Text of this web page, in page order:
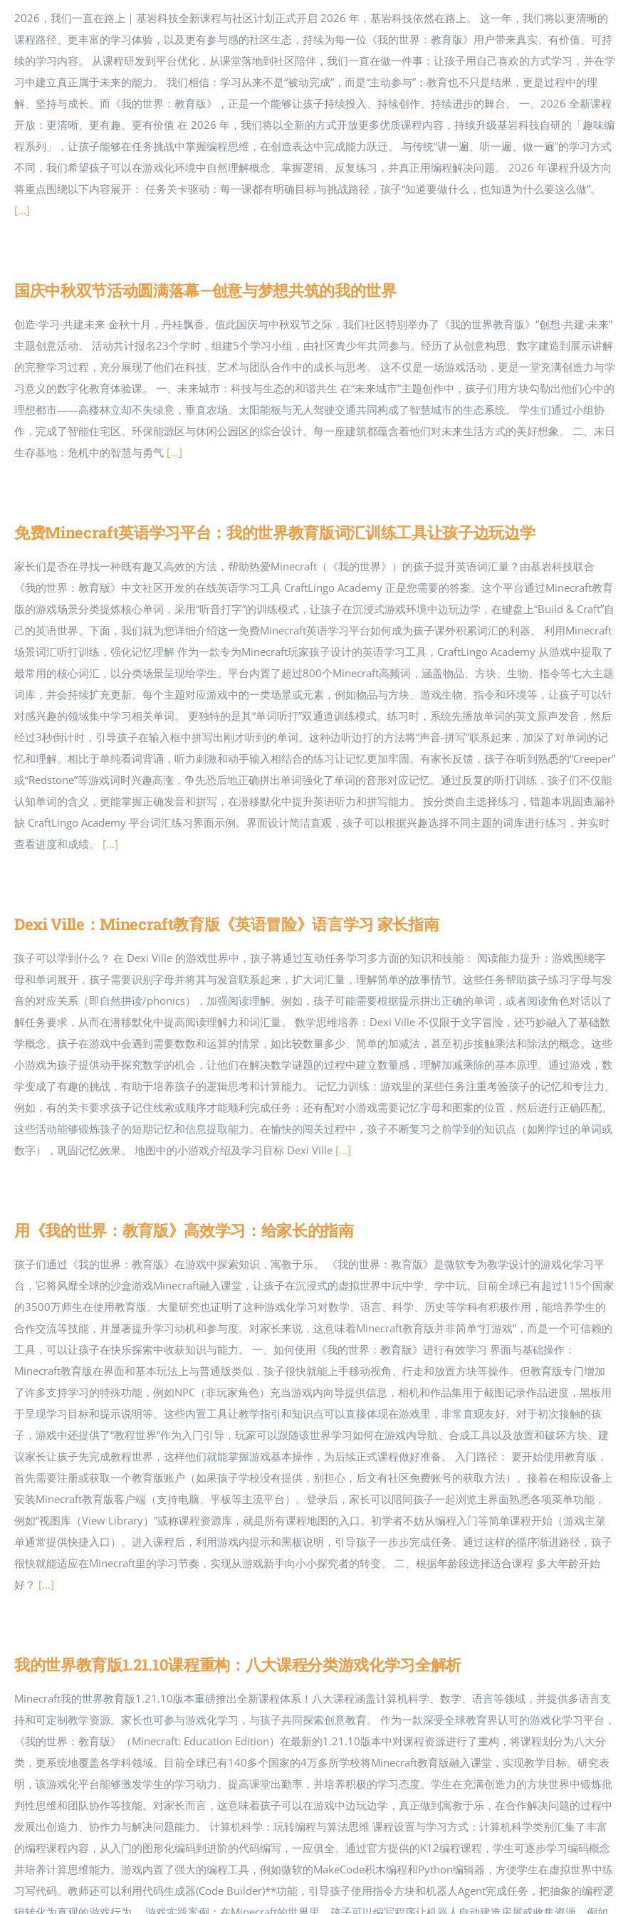
2026，我们一直在路上｜基岩科技全新课程与社区计划正式开启 2026 年，基岩科技依然在路上。 这一年，我们将以更清晰的
课程路径、更丰富的学习体验，以及更有参与感的社区生态，持续为每一位《我的世界：教育版》用户带来真实、有价值、可持
续的学习内容。 从课程研发到平台优化，从课堂落地到社区陪伴，我们一直在做一件事：让孩子用自己喜欢的方式学习，并在学
习中建立真正属于未来的能力。 我们相信：学习从来不是“被动完成”，而是“主动参与”；教育也不只是结果，更是过程中的理
解、坚持与成长。而《我的世界：教育版》，正是一个能够让孩子持续投入、持续创作、持续进步的舞台。 一、2026 全新课程
开放：更清晰、更有趣、更有价值 在 2026 年，我们将以全新的方式开放更多优质课程内容，持续升级基岩科技自研的「趣味编
程系列」，让孩子能够在任务挑战中掌握编程思维，在创造表达中完成能力跃迁。 与传统“讲一遍、听一遍、做一遍”的学习方式
不同，我们希望孩子可以在游戏化环境中自然理解概念、掌握逻辑、反复练习，并真正用编程解决问题。 2026 年课程升级方向
将重点围绕以下内容展开： 任务关卡驱动：每一课都有明确目标与挑战路径，孩子“知道要做什么，也知道为什么要这么做”。
[...]
国庆中秋双节活动圆满落幕—创意与梦想共筑的我的世界
创造·学习·共建未来 金秋十月，丹桂飘香。值此国庆与中秋双节之际，我们社区特别举办了《我的世界教育版》“创想·共建·未来”
主题创意活动。 活动共计报名23个学时，组建5个学习小组，由社区青少年共同参与。经历了从创意构思、数字建造到展示讲解
的完整学习过程，充分展现了他们在科技、艺术与团队合作中的成长与思考。 这不仅是一场游戏活动，更是一堂充满创造力与学
习意义的数字化教育体验课。 一、未来城市：科技与生态的和谐共生 在“未来城市”主题创作中，孩子们用方块勾勒出他们心中的
理想都市——高楼林立却不失绿意，垂直农场、太阳能板与无人驾驶交通共同构成了智慧城市的生态系统。 学生们通过小组协
作，完成了智能住宅区、环保能源区与休闲公园区的综合设计。每一座建筑都蕴含着他们对未来生活方式的美好想象。 二、末日
生存基地：危机中的智慧与勇气 [...]
免费Minecraft英语学习平台：我的世界教育版词汇训练工具让孩子边玩边学
家长们是否在寻找一种既有趣又高效的方法，帮助热爱Minecraft（《我的世界》）的孩子提升英语词汇量？由基岩科技联合
《我的世界：教育版》中文社区开发的在线英语学习工具 CraftLingo Academy 正是您需要的答案。这个平台通过Minecraft教育
版的游戏场景分类提炼核心单词，采用“听音打字”的训练模式，让孩子在沉浸式游戏环境中边玩边学，在键盘上“Build & Craft”自
己的英语世界。下面，我们就为您详细介绍这一免费Minecraft英语学习平台如何成为孩子课外积累词汇的利器。 利用Minecraft
场景词汇听打训练，强化记忆理解 作为一款专为Minecraft玩家孩子设计的英语学习工具，CraftLingo Academy 从游戏中提取了
最常用的核心词汇，以分类场景呈现给学生。平台内置了超过800个Minecraft高频词，涵盖物品、方块、生物、指令等七大主题
词库，并会持续扩充更新。每个主题对应游戏中的一类场景或元素，例如物品与方块、游戏生物、指令和环境等，让孩子可以针
对感兴趣的领域集中学习相关单词。 更独特的是其“单词听打”双通道训练模式。练习时，系统先播放单词的英文原声发音，然后
经过3秒倒计时，引导孩子在输入框中拼写出刚才听到的单词。这种边听边打的方法将“声音-拼写”联系起来，加深了对单词的记
忆和理解。相比于单纯看词背诵，听力刺激和动手输入相结合的练习让记忆更加牢固。有家长反馈，孩子在听到熟悉的“Creeper”
或“Redstone”等游戏词时兴趣高涨，争先恐后地正确拼出单词强化了单词的音形对应记忆。通过反复的听打训练，孩子们不仅能
认知单词的含义，更能掌握正确发音和拼写，在潜移默化中提升英语听力和拼写能力。 按分类自主选择练习，错题本巩固查漏补
缺 CraftLingo Academy 平台词汇练习界面示例。界面设计简洁直观，孩子可以根据兴趣选择不同主题的词库进行练习，并实时
查看进度和成绩。 [...]
Dexi Ville：Minecraft教育版《英语冒险》语言学习 家长指南
孩子可以学到什么？ 在 Dexi Ville 的游戏世界中，孩子将通过互动任务学习多方面的知识和技能： 阅读能力提升：游戏围绕字
母和单词展开，孩子需要识别字母并将其与发音联系起来，扩大词汇量，理解简单的故事情节。这些任务帮助孩子练习字母与发
音的对应关系（即自然拼读/phonics），加强阅读理解。例如，孩子可能需要根据提示拼出正确的单词，或者阅读角色对话以了
解任务要求，从而在潜移默化中提高阅读理解力和词汇量。 数学思维培养：Dexi Ville 不仅限于文字冒险，还巧妙融入了基础数
学概念。孩子在游戏中会遇到需要数数和运算的情景，如比较数量多少、简单的加减法，甚至初步接触乘法和除法的概念。这些
小游戏为孩子提供动手探究数学的机会，让他们在解决数学谜题的过程中建立数量感，理解加减乘除的基本原理。通过游戏，数
学变成了有趣的挑战，有助于培养孩子的逻辑思考和计算能力。 记忆力训练：游戏里的某些任务注重考验孩子的记忆和专注力。
例如，有的关卡要求孩子记住线索或顺序才能顺利完成任务；还有配对小游戏需要记忆字母和图案的位置，然后进行正确匹配。
这些活动能够锻炼孩子的短期记忆和信息提取能力。在愉快的闯关过程中，孩子不断复习之前学到的知识点（如刚学过的单词或
数字），巩固记忆效果。 地图中的小游戏介绍及学习目标 Dexi Ville [...]
用《我的世界：教育版》高效学习：给家长的指南
孩子们通过《我的世界：教育版》在游戏中探索知识，寓教于乐。 《我的世界：教育版》是微软专为教学设计的游戏化学习平
台，它将风靡全球的沙盒游戏Minecraft融入课堂，让孩子在沉浸式的虚拟世界中玩中学、学中玩。目前全球已有超过115个国家
的3500万师生在使用教育版。大量研究也证明了这种游戏化学习对数学、语言、科学、历史等学科有积极作用，能培养学生的
合作交流等技能，并显著提升学习动机和参与度。对家长来说，这意味着Minecraft教育版并非简单“打游戏”，而是一个可信赖的
工具，可以让孩子在快乐探索中收获知识与能力。 一、如何使用《我的世界：教育版》进行有效学习 界面与基础操作：
Minecraft教育版在界面和基本玩法上与普通版类似，孩子很快就能上手移动视角、行走和放置方块等操作。但教育版专门增加
了许多支持学习的特殊功能，例如NPC（非玩家角色）充当游戏内向导提供信息，相机和作品集用于截图记录作品进度，黑板用
于呈现学习目标和提示说明等。这些内置工具让教学指引和知识点可以直接体现在游戏里，非常直观友好。对于初次接触的孩
子，游戏中还提供了“教程世界”作为入门引导，玩家可以跟随该世界学习如何在游戏内导航、合成工具以及放置和破坏方块。建
议家长让孩子先完成教程世界，这样他们就能掌握游戏基本操作，为后续正式课程做好准备。 入门路径： 要开始使用教育版，
首先需要注册或获取一个教育版账户（如果孩子学校没有提供，别担心，后文有社区免费账号的获取方法）。接着在相应设备上
安装Minecraft教育版客户端（支持电脑、平板等主流平台）。登录后，家长可以陪同孩子一起浏览主界面熟悉各项菜单功能，
例如“视图库（View Library）”或称课程资源库，就是所有课程地图的入口。初学者不妨从编程入门等简单课程开始（游戏主菜
单通常提供快捷入口）。进入课程后，利用游戏内提示和黑板说明，引导孩子一步步完成任务。通过这样的循序渐进路径，孩子
很快就能适应在Minecraft里的学习节奏，实现从游戏新手向小小探究者的转变。 二、根据年龄段选择适合课程 多大年龄开始
好？ [...]
我的世界教育版1.21.10课程重构：八大课程分类游戏化学习全解析
Minecraft我的世界教育版1.21.10版本重磅推出全新课程体系！八大课程涵盖计算机科学、数学、语言等领域，并提供多语言支
持和可定制教学资源。家长也可参与游戏化学习，与孩子共同探索创意教育。 作为一款深受全球教育界认可的游戏化学习平台，
《我的世界：教育版》（Minecraft: Education Edition）在最新的1.21.10版本中对课程资源进行了重构，将课程划分为八大分
类，更系统地覆盖各学科领域。目前全球已有140多个国家的4万多所学校将Minecraft教育版融入课堂，实现教学目标。研究表
明，该游戏化平台能够激发学生的学习动力、提高课堂出勤率，并培养积极的学习态度。学生在充满创造力的方块世界中锻炼批
判性思维和团队协作等技能。对家长而言，这意味着孩子可以在游戏中边玩边学，真正做到寓教于乐，在合作解决问题的过程中
发展出创造力、协作力与解决问题能力。 计算机科学：玩转编程与算法思维 课程设置与学习方式：计算机科学类别汇集了丰富
的编程课程内容，从入门的图形化编码到进阶的代码编写，一应俱全。通过官方提供的K12编程课程，学生可逐步学习编码概念
并培养计算思维能力。游戏内置了强大的编程工具，例如微软的MakeCode积木编程和Python编辑器，方便学生在虚拟世界中练
习写代码。教师还可以利用代码生成器(Code Builder)**功能，引导孩子使用指令方块和机器人Agent完成任务，把抽象的编程逻